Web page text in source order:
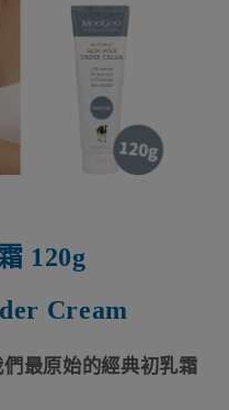
120g
Cream
最原始的經典初乳霜